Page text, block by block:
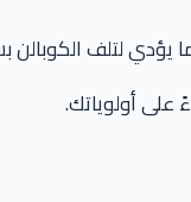
على أولوياتك.